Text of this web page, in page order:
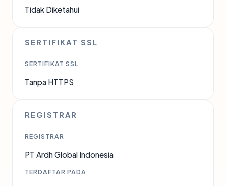
Tidak Diketahui
SERTIFIKAT SSL
SERTIFIKAT SSL
Tanpa HTTPS
REGISTRAR
REGISTRAR
PT Ardh Global Indonesia
TERDAFTAR PADA